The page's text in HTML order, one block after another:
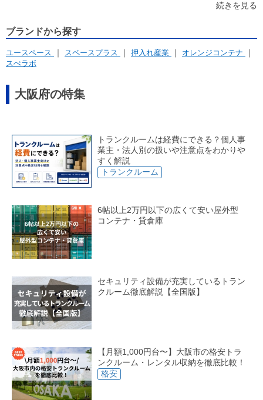
株式会社トラストエージェント
アパルトマンホールディングス株式会社
イナバクリエイト株式会社
株式会社アンビシャス
株式会社ハウスゲート
株式会社SBSS
株式会社瀬戸内
トランクルーム八登
リフォームスタジオ株式会社
株式会社トランクルームパイン
株式会社グッドライフ
アーカスクリエイト株式会社
株式会社ヤマシロ
株式会社興亜通商
続きを見る
ブランドから探す
ユースペース スペースプラス 押入れ産業
オレンジコンテナ
スぺラボ
大阪府の特集
トランクルームは経費にできる？個人事
業主・法人別の扱いや注意点をわかりや
すく解説
トランクルーム
6帖以上2万円以下の広くて安い屋外型
コンテナ・貸倉庫
セキュリティ設備が充実しているトラン
クルーム徹底解説【全国版】
【月額1,000円台〜】大阪市の格安トラ
ンクルーム・レンタル収納を徹底比較！
格安